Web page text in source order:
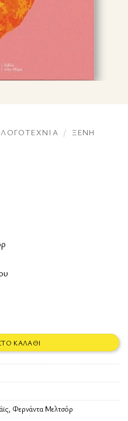
ΛΟΓΟΤΕΧΝΊΑ /
ΞΈΝΗ
ΚΑΛΆΘΙ
, Φερνάντα Μελτσόρ